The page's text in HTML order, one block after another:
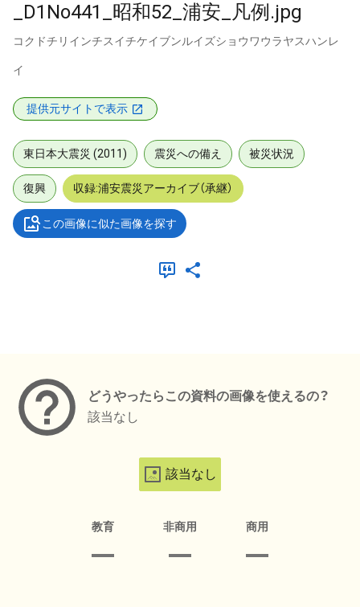
_D1No441_昭和52_浦安_凡例.jpg
コクドチリインチスイチケイブンルイズショウワウラヤスハンレ
イ
提供元サイトで表示
東日本大震災 (2011) 震災への備え 被災状況
復興 収録:浦安震災アーカイブ（承継）
この画像に似た画像を探す
どうやったらこの資料の画像を使えるの？
該当なし
該当なし
教育 非商用 商用